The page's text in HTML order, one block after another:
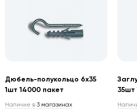
Дюбель-полукольцо 6х35
1шт 14000 пакет
Наличие в 3 магазинах
35шт